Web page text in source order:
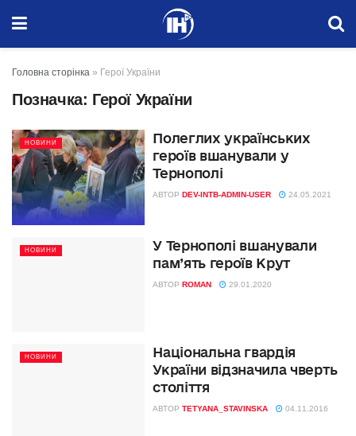
Головна сторінка » Герої України
Позначка: Герої України
НОВИНИ
Полеглих українських
героїв вшанували у
Тернополі
АВТОР DEV-INTB-ADMIN-USER 24.05.2021
НОВИНИ
У Тернополі вшанували
пам’ять героїв Крут
АВТОР ROMAN 29.01.2020
НОВИНИ
Національна гвардія
України відзначила чверть
століття
АВТОР TETYANA_STAVINSKA 04.11.2016